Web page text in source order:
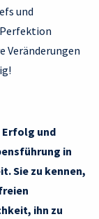
und
Veränderungen
und
in
Sie zu kennen,
ihn zu